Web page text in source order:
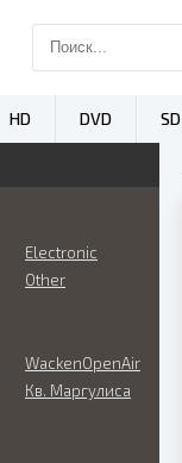
Electronic
Other
WackenOpenAir
Кв. Маргулиса
HD DVD SD